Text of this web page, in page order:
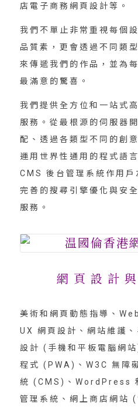
店電子商務網頁設計等。
我們不單止非常重視每個
品質素，更會透過不同類
來傳遞我們的作品，並為
最滿意的驚喜。
我們提供全方位和一站式
服務。從最根源的伺服器
配、透過各類型不同的創
運用世界性通用的程式語
CMS 後台管理系統作用戶
完善的搜尋引擎優化與安
服務。
網 頁 設 計
美術和網頁動態指導、
UX 網頁設計、網站維護
設計 (手機和平板電腦網
程式 (PWA)、W3C 無障
統 (CMS)、WordPress
管理系統、網上商店網站